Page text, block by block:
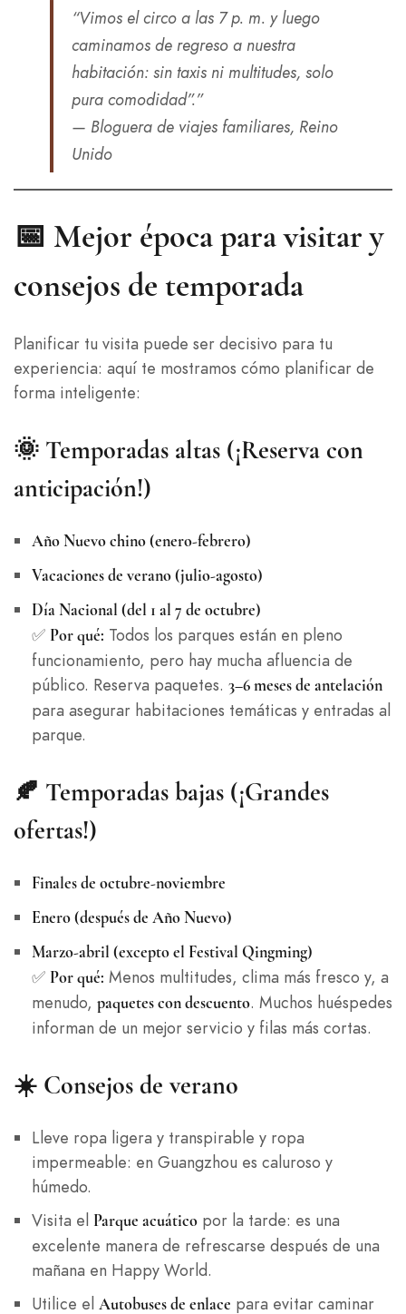
“Vimos el circo a las 7 p. m. y luego
caminamos de regreso a nuestra
habitación: sin taxis ni multitudes, solo
pura comodidad”.”
— Bloguera de viajes familiares, Reino
Unido
📅 Mejor época para visitar y
consejos de temporada
Planificar tu visita puede ser decisivo para tu
experiencia: aquí te mostramos cómo planificar de
forma inteligente:
🌞 Temporadas altas (¡Reserva con
anticipación!)
Año Nuevo chino (enero-febrero)
Vacaciones de verano (julio-agosto)
Día Nacional (del 1 al 7 de octubre)
✅ Por qué: Todos los parques están en pleno
funcionamiento, pero hay mucha afluencia de
público. Reserva paquetes. 3–6 meses de antelación
para asegurar habitaciones temáticas y entradas al
parque.
🍂 Temporadas bajas (¡Grandes
ofertas!)
Finales de octubre-noviembre
Enero (después de Año Nuevo)
Marzo-abril (excepto el Festival Qingming)
✅ Por qué: Menos multitudes, clima más fresco y, a
menudo, paquetes con descuento. Muchos huéspedes
informan de un mejor servicio y filas más cortas.
☀️ Consejos de verano
Lleve ropa ligera y transpirable y ropa
impermeable: en Guangzhou es caluroso y
húmedo.
Visita el Parque acuáticopor la tarde: es una
excelente manera de refrescarse después de una
mañana en Happy World.
Utilice el Autobuses de enlace para evitar caminar